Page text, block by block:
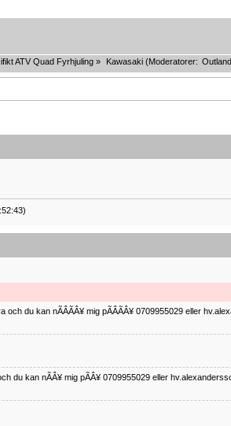
ATV Quad Fyrhjuling» Kawasaki(Moderatorer:
du kan nÃÂÃÂ¥ mig pÃÂÃÂ¥ 0709955029 eller
du kan nÃÂ¥ mig pÃÂ¥ 0709955029 eller